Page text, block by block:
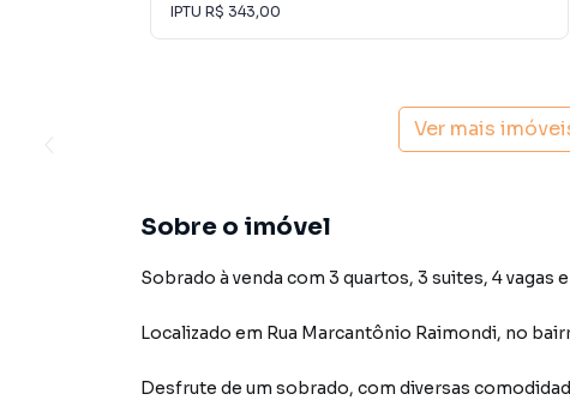
IPTU R$ 343,00
Ver mais
Sobre o imóvel
Sobrado à venda com 3 quartos, 3 suites, 4 vagas
Localizado em Rua Marcantônio Raimondi, no
Desfrute de um sobrado, com diversas